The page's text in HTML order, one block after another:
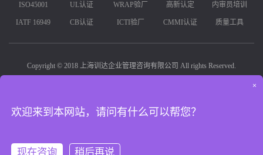
ISO45001
IATF 16949
UL认证
CB认证
WRAP验厂
ICTI验厂
高新认定
CMMI认证
内审员培训
质量工具
Copyright © 2018 上海训达企业管理咨询有限公司 All rights Reserved.
×
欢迎来到本网站，请问有什么可以帮您？
现在咨询 稍后再说